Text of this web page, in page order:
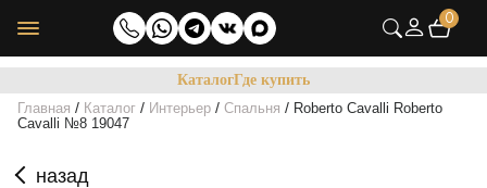
0
КаталогГде купить
Главная / Каталог / Интерьер / Спальня / Roberto Cavalli Roberto
Cavalli №8 19047
назад